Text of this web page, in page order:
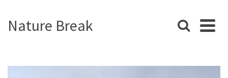
Nature Break